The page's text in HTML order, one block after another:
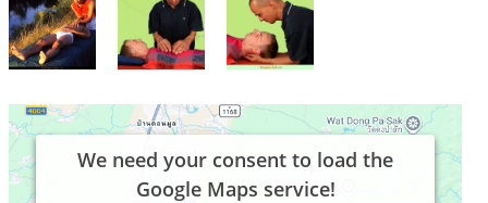
We need your consent to load the
Google Maps service!